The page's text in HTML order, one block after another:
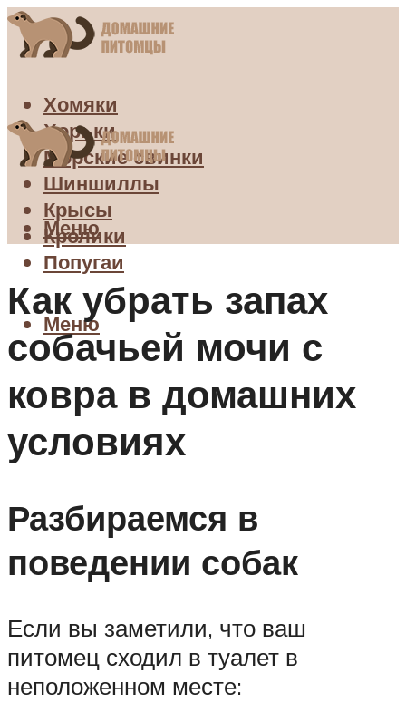
Хомяки
Хорьки
Морские свинки
Шиншиллы
Крысы
Кролики
Попугаи
Меню
Меню
Как убрать запах
собачьей мочи с
ковра в домашних
условиях
Разбираемся в
поведении собак
Если вы заметили, что ваш
питомец сходил в туалет в
неположенном месте: